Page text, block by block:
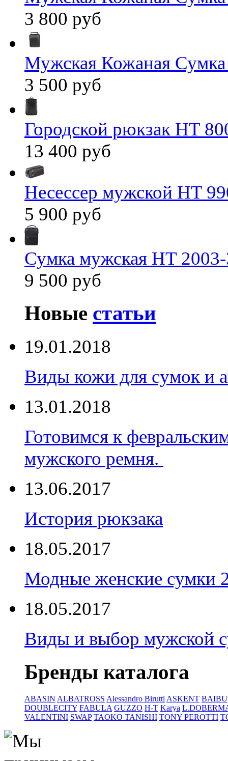
3 800 руб
Мужская Кожаная
3 500 руб
Городской рюкзак HT
13 400 руб
Несессер мужской HT
5 900 руб
Сумка мужская HT
9 500 руб
Новые статьи
19.01.2018
Виды кожи для сумок и
13.01.2018
Готовимся к
мужского ремня.
13.06.2017
История рюкзака
18.05.2017
Модные женские сумки
18.05.2017
Виды и выбор мужской
Бренды каталога
ABASIN ALBATROSS Alessandro Birutti ASKENT BAIBU
DOUBLECITY FABULA GUZZO H-T Karya
VALENTINI SWAP TAOKO TANISHI TONY PEROTTI